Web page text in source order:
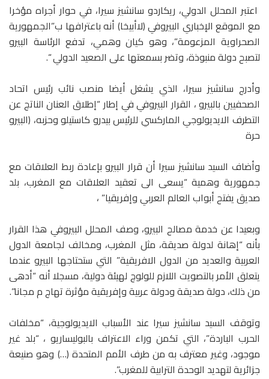
اعتبر المحلل الدولي، ريكاردو سانشيز سيرا، في حوار أجراه مؤخرا
مع الموقع الإخباري البيروفي (لاأبيخا) أنه باعترافها ب”الجمهورية
الصحراوية المزعومة”، وهو كيان وهمي، تدفع الرئاسة البيرو
لتصبح دولة منبوذة، وتضر بسمعتها على الصعيد الدولي “.
وأدرج سانشيز سيرا، الذي يشغل أيضا منصب نائب رئيس اتحاد
الصحفيين بالبيرو ، القرار البيروفي في إطار “إطلاق العنان الناتج عن
التطرف الايديولوجي الماركسي للرئيس بيدرو كاستيلو وحزبه، (البيرو
حرة
وأضاف السيد سانشيز سيرا أن قرار البيرو بإعادة ربط العلاقات مع
جمهورية وهمية “يسعى الى تعقيد العلاقات مع المغرب، بلد
صديق يفتح أبواب العالم العربي وإفريقيا” ،
وبعيدا عن خدمة مصالح البيرو، وصف المحلل البيروفي هذا القرار
بأنه “إهانة لدولة صديقة، مثل المغرب، ومخالف لجامعة الدول
العربية والعديد من الدول الافريقية” التي ستحتاجها البيرو عندما
يتعلق الأمر بالتصويت اللازم للولوج لهيئة دولية، مسجلا أنه “أدهى
من ذلك، دولة صديقة ودولة عربية وإفريقية مؤثرة تهاج م مجانا”.
وتوقف السيد سانشيز سيرا عند الأسباب الايديولوجية، “مخلفات
الحرب الباردة”، التي تكمن وراء الاعتراف بالبوليساريو ، “بلد غير
موجود، وغير معترف به من طرف الأمم المتحدة (…) وهو صنيعة
جزائرية لتهديد الوحدة الترابية للمغرب”.